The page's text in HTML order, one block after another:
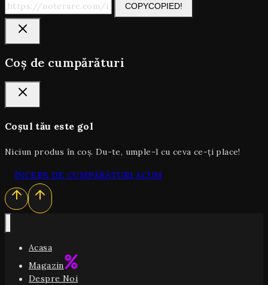
COPYCOPIED!
Coș de cumpărături
Coșul tău este gol
Niciun produs în coș. Du-te, umple-l cu ceva ce-ți place!
ÎNCEPE DE CUMPĂRĂTURI ACUM
Acasa
Magazin
Despre Noi